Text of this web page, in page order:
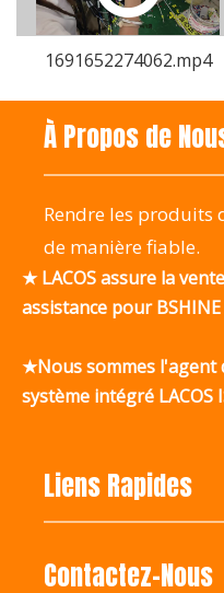
1691652274062.mp4
À Propos de
Rendre les produits
de manière fiable.
★ LACOS assure la
assistance pour
★Nous sommes l'agent
système intégré LACOS
Liens Rapides
Contactez-Nous